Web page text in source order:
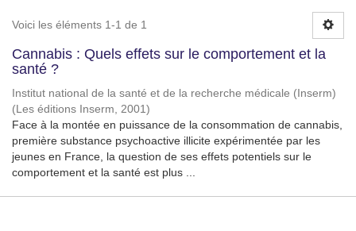
Voici les éléments 1-1 de 1
Cannabis : Quels effets sur le comportement et la
santé ?
Institut national de la santé et de la recherche médicale (Inserm)
(Les éditions Inserm, 2001)
Face à la montée en puissance de la consommation de cannabis,
première substance psychoactive illicite expérimentée par les
jeunes en France, la question de ses effets potentiels sur le
comportement et la santé est plus ...